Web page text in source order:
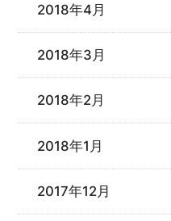
2018年4月
2018年3月
2018年2月
2018年1月
2017年12月